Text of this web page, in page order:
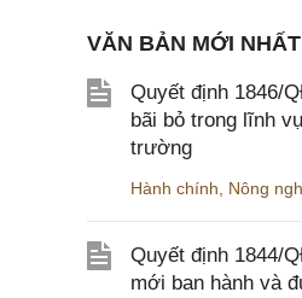
VĂN BẢN MỚI NHẤT
Quyết định 1846/
bãi bỏ trong lĩnh
trường
Hành chính Nông
Quyết định 1844/
mới ban hành và